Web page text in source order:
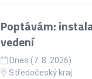
Poptávám:
vedení
Dnes (7. 8. 2026)
Středočeský kraj